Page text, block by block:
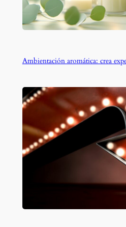
Ambientación aromática: crea